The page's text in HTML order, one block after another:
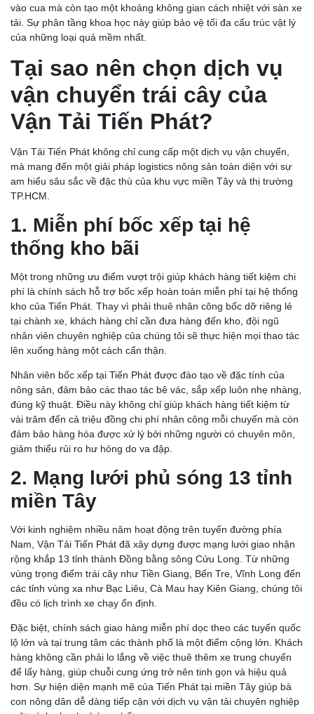
vào cua mà còn tạo một khoảng không gian cách nhiệt với sàn xe
tải. Sự phân tầng khoa học này giúp bảo vệ tối đa cấu trúc vật lý
của những loại quả mềm nhất.
Tại sao nên chọn dịch vụ
vận chuyển trái cây của
Vận Tải Tiến Phát?
Vận Tải Tiến Phát không chỉ cung cấp một dịch vụ vận chuyển,
mà mang đến một giải pháp logistics nông sản toàn diện với sự
am hiểu sâu sắc về đặc thù của khu vực miền Tây và thị trường
TP.HCM.
1. Miễn phí bốc xếp tại hệ
thống kho bãi
Một trong những ưu điểm vượt trội giúp khách hàng tiết kiệm chi
phí là chính sách hỗ trợ bốc xếp hoàn toàn miễn phí tại hệ thống
kho của Tiến Phát. Thay vì phải thuê nhân công bốc dỡ riêng lẻ
tại chành xe, khách hàng chỉ cần đưa hàng đến kho, đội ngũ
nhân viên chuyên nghiệp của chúng tôi sẽ thực hiện mọi thao tác
lên xuống hàng một cách cẩn thận.
Nhân viên bốc xếp tại Tiến Phát được đào tạo về đặc tính của
nông sản, đảm bảo các thao tác bê vác, sắp xếp luôn nhẹ nhàng,
đúng kỹ thuật. Điều này không chỉ giúp khách hàng tiết kiệm từ
vài trăm đến cả triệu đồng chi phí nhân công mỗi chuyến mà còn
đảm bảo hàng hóa được xử lý bởi những người có chuyên môn,
giảm thiểu rủi ro hư hỏng do va đập.
2. Mạng lưới phủ sóng 13 tỉnh
miền Tây
Với kinh nghiệm nhiều năm hoạt động trên tuyến đường phía
Nam, Vận Tải Tiến Phát đã xây dựng được mạng lưới giao nhận
rộng khắp 13 tỉnh thành Đồng bằng sông Cửu Long. Từ những
vùng trọng điểm trái cây như Tiền Giang, Bến Tre, Vĩnh Long đến
các tỉnh vùng xa như Bạc Liêu, Cà Mau hay Kiên Giang, chúng tôi
đều có lịch trình xe chạy ổn định.
Đặc biệt, chính sách giao hàng miễn phí dọc theo các tuyến quốc
lộ lớn và tại trung tâm các thành phố là một điểm cộng lớn. Khách
hàng không cần phải lo lắng về việc thuê thêm xe trung chuyển
để lấy hàng, giúp chuỗi cung ứng trở nên tinh gọn và hiệu quả
hơn. Sự hiện diện mạnh mẽ của Tiến Phát tại miền Tây giúp bà
con nông dân dễ dàng tiếp cận với dịch vụ vận tải chuyên nghiệp